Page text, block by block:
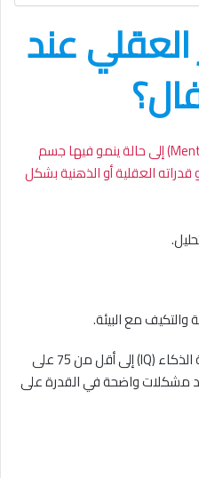
عند
يشير التأخر العقلي (Mental Retardation) إلى حالة ينمو فيها جسم
العقلية أو الذهنية بشكل
مع البيئة.
يشخص ذلك عادة عند انخفاض درجة الذكاء (IQ) إلى أقل من 75 على
مشكلات واضحة في القدرة على